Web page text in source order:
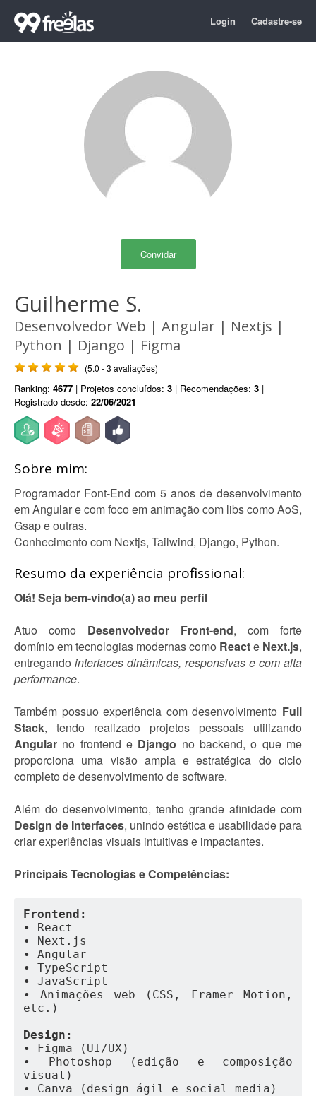
Login Cadastre-se
Convidar
Guilherme S.
Desenvolvedor Web | Angular | Nextjs |
Python | Django | Figma
(5.0 - 3 avaliações)
Ranking: 4677 | Projetos concluídos: 3 | Recomendações: 3 |
Registrado desde: 22/06/2021
Sobre mim:
Programador Font-End com 5 anos de desenvolvimento
em Angular e com foco em animação com libs como AoS,
Gsap e outras.
Conhecimento com Nextjs, Tailwind, Django, Python.
Resumo da experiência profissional:
Olá! Seja bem-vindo(a) ao meu perfil
Atuo como Desenvolvedor Front-end, com forte
domínio em tecnologias modernas como Reacte Next.js,
entregando interfaces dinâmicas, responsivas e com alta
performance.
Também possuo experiência com desenvolvimento Full
Stack, tendo realizado projetos pessoais utilizando
Angular no frontend e Django no backend, o que me
proporciona uma visão ampla e estratégica do ciclo
completo de desenvolvimento de software.
Além do desenvolvimento, tenho grande afinidade com
Design de Interfaces, unindo estética e usabilidade para
criar experiências visuais intuitivas e impactantes.
Principais Tecnologias e Competências:
Frontend:
• React
• Next.js
• Angular
• TypeScript
• JavaScript
• Animações web (CSS, Framer Motion,
etc.)
Design:
• Figma (UI/UX)
• Photoshop (edição e composição
visual)
• Canva (design ágil e social media)